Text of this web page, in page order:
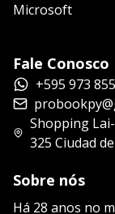
Microsoft
Fale Conosco
+595 973
Shopping
325 Ciudad
Sobre nós
Há 28 anos no